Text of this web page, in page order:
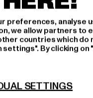
Hersteller: Urban
Schanzenstraße 41 |
preferences, analyse
we allow partners to
countries which do
By clicking
SETTINGS